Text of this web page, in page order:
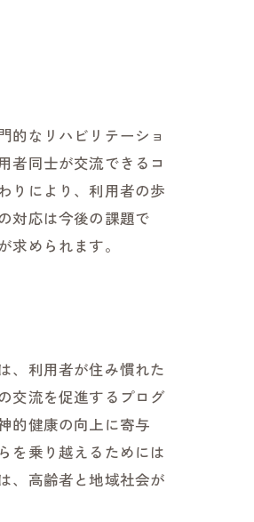
的なリハビリテーショ
者同士が交流できるコ
りにより、利用者の歩
対応は今後の課題で
められます。
、利用者が住み慣れた
交流を促進するプログ
的健康の向上に寄与
を乗り越えるためには
、高齢者と地域社会が